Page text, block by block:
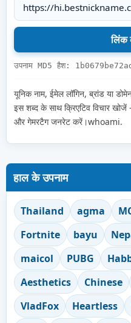
उपनाम MD5 हैश:
यूनिक नाम, ईमेल लॉगिन, ब्रांड या
इस शब्द के साथ क्रिएटिव विचार
और गेमरटैग जनरेट करें।whoami.
हाल के उपनाम
Thailand agma
Fortnite
bayu
maicol
PUBG
Aesthetics
Chinese
VladFox
Heartless